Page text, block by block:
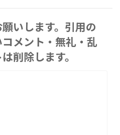
いします。引用の
メント・無礼・乱
削除します。